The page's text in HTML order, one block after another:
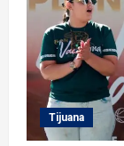
Tijuana